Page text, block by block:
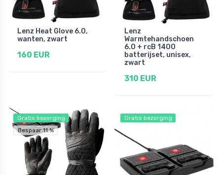
Lenz Heat Glove 6.0,
wanten, zwart
160 EUR
Lenz
Warmtehandschoen
6.0 + rcB 1400
batterijset, unisex,
zwart
310 EUR
Gratis bezorging
Bespaar 11 %
Gratis bezorging